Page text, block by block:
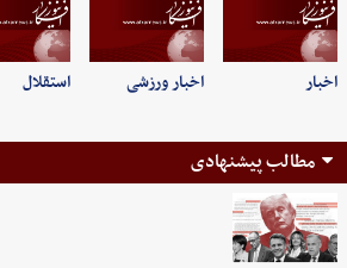
اخبار اخبار ورزشی استقلال
مطالب پیشنهادی